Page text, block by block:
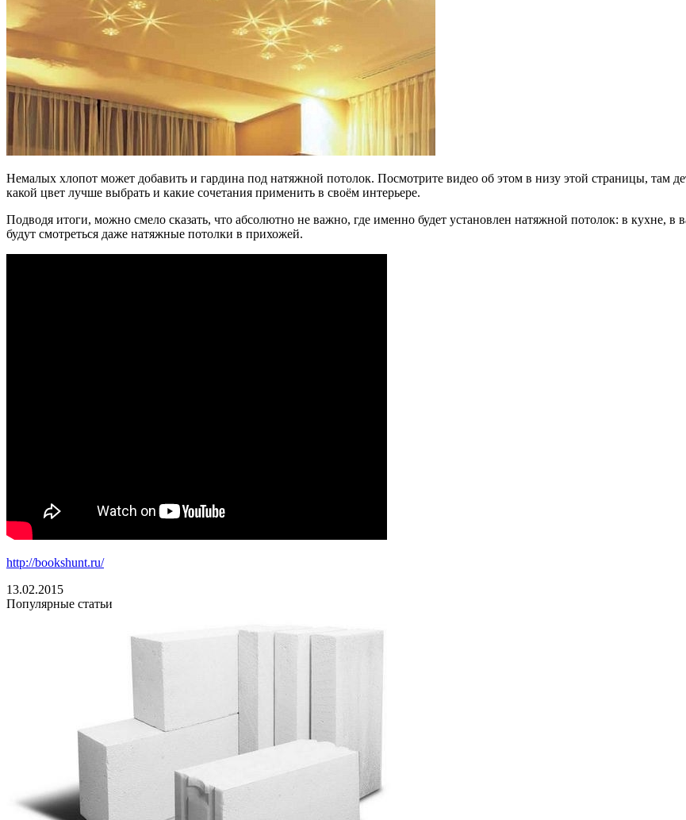
Немалых хлопот может добавить и гардина под натяжной потолок. Посмотрите видео об этом в низу этой страницы, там
какой цвет лучше выбрать и какие сочетания применить в своём интерьере.
Подводя итоги, можно смело сказать, что абсолютно не важно, где именно будет установлен натяжной потолок: в кухне,
будут смотреться даже натяжные потолки в прихожей.
http://bookshunt.ru/
13.02.2015
Популярные статьи